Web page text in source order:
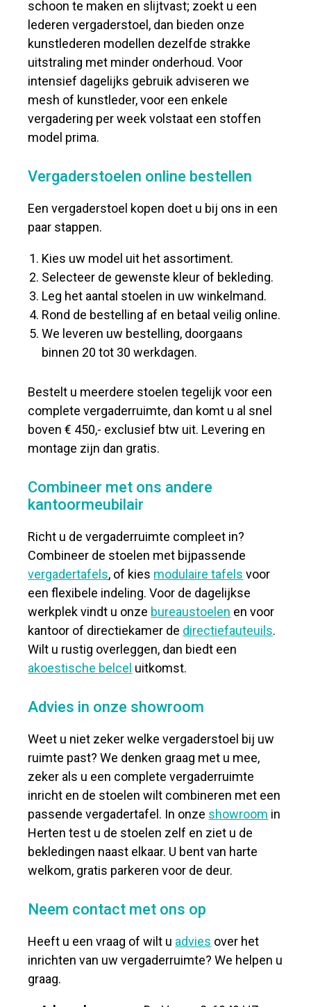
schoon te maken en slijtvast; zoekt u een
lederen vergaderstoel, dan bieden onze
kunstlederen modellen dezelfde strakke
uitstraling met minder onderhoud. Voor
intensief dagelijks gebruik adviseren we
mesh of kunstleder, voor een enkele
vergadering per week volstaat een stoffen
model prima.
Vergaderstoelen online bestellen
Een vergaderstoel kopen doet u bij ons in een
paar stappen.
Kies uw model uit het assortiment.
Selecteer de gewenste kleur of bekleding.
Leg het aantal stoelen in uw winkelmand.
Rond de bestelling af en betaal veilig online.
We leveren uw bestelling, doorgaans
binnen 20 tot 30 werkdagen.
Bestelt u meerdere stoelen tegelijk voor een
complete vergaderruimte, dan komt u al snel
boven € 450,- exclusief btw uit. Levering en
montage zijn dan gratis.
Combineer met ons andere
kantoormeubilair
Richt u de vergaderruimte compleet in?
Combineer de stoelen met bijpassende
vergadertafels, of kies modulaire tafels voor
een flexibele indeling. Voor de dagelijkse
werkplek vindt u onze bureaustoelen en voor
kantoor of directiekamer de directiefauteuils.
Wilt u rustig overleggen, dan biedt een
akoestische belcel uitkomst.
Advies in onze showroom
Weet u niet zeker welke vergaderstoel bij uw
ruimte past? We denken graag met u mee,
zeker als u een complete vergaderruimte
inricht en de stoelen wilt combineren met een
passende vergadertafel. In onze showroom in
Herten test u de stoelen zelf en ziet u de
bekledingen naast elkaar. U bent van harte
welkom, gratis parkeren voor de deur.
Neem contact met ons op
Heeft u een vraag of wilt u advies over het
inrichten van uw vergaderruimte? We helpen u
graag.